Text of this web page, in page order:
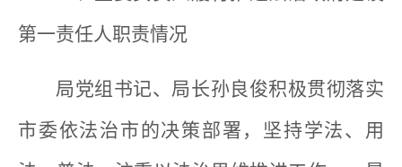
第一责任人职责情况
局党组书记、局长孙良俊积极贯彻落实
市委依法治市的决策部署，坚持学法、用